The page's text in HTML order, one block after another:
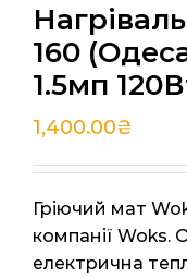
160
1.5мп
1,400.00₴
Гріючий мат
компанії Woks.
електрична